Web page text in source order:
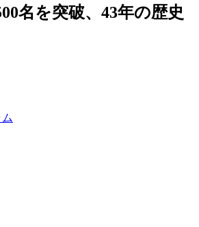
名を突破、43年の歴史